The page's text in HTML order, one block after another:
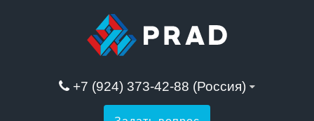
+7 (924) 373-42-88 (Россия)